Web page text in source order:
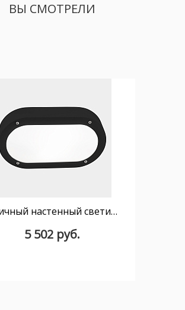
ВЫ СМОТРЕЛИ
Уличный настенный светильник Basic Oval IP66 E27 15W Черный
5 502 руб.